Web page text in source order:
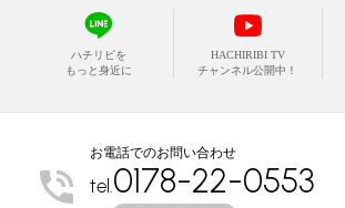
ハチリビを
もっと身近に
HACHIRIBI TV
チャンネル公開中！
お電話でのお問い合わせ
tel. 0178-22-0553